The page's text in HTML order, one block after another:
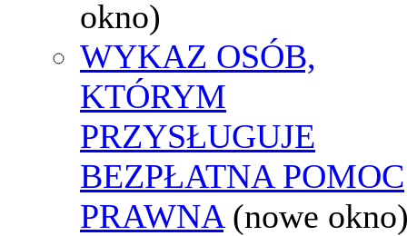
okno)
WYKAZ OSÓB,
KTÓRYM
PRZYSŁUGUJE
BEZPŁATNA POMOC
PRAWNA (nowe